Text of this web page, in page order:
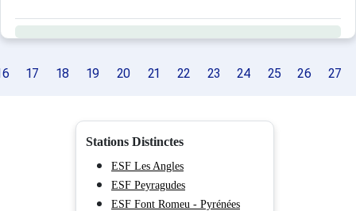
17 18 19 20 21 22 23 24 25 26 27
Stations Distinctes
ESF Les Angles
ESF Peyragudes
ESF Font Romeu - Pyrénées